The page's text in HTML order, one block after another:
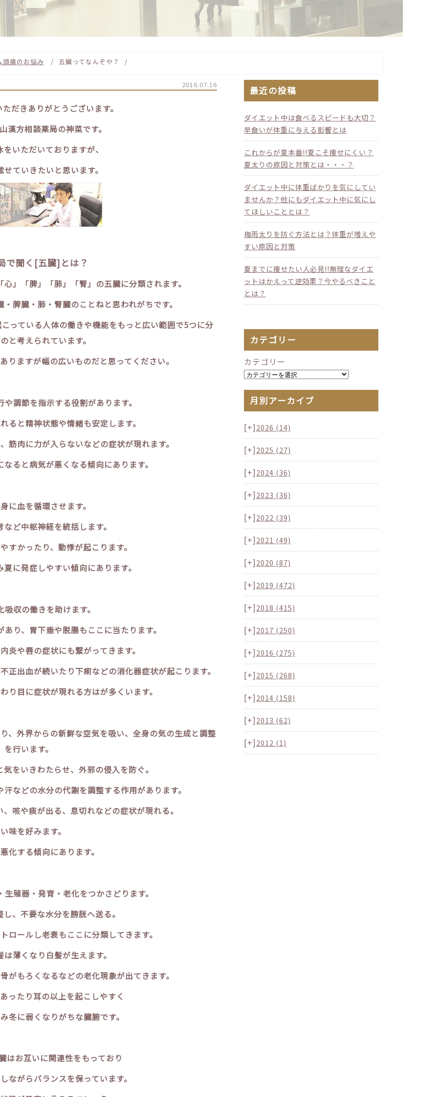
頭痛のお悩み 五臓ってなんぞや？
2016.07.16
だきありがとうございます。
漢方相談薬局の神菜です。
いただいておりますが、
ていきたいと思います。
で聞く[五臓]とは？
」「脾」「肺」「腎」の五臓に分類されます。
脾臓・肺・腎臓のことねと思われがちです。
っている人体の働きや機能をもっと広い範囲で5つに分
と考えられています。
りますが幅の広いものだと思ってください。
調節を指示する役割があります。
ると精神状態や情緒も安定します。
筋肉に力が入らないなどの症状が現れます。
ると病気が悪くなる傾向にあります。
に血を循環させます。
ど中枢神経を統括します。
すかったり、動悸が起こります。
に発症しやすい傾向にあります。
吸収の働きを助けます。
り、胃下垂や脱腸もここに当たります。
炎や唇の症状にも繋がってきます。
正出血が続いたり下痢などの消化器症状が起こります。
り目に症状が現れる方はが多くいます。
、外界からの新鮮な空気を吸い、全身の気の生成と調整
を行います。
をいきわたらせ、外邪の侵入を防ぐ。
などの水分の代謝を調整する作用があります。
咳や痰が出る、息切れなどの症状が現れる。
味を好みます。
化する傾向にあります。
殖器・発育・老化をつかさどります。
、不要な水分を膀胱へ送る。
ロールし老衰もここに分類してきます。
薄くなり白髪が生えます。
がもろくなるなどの老化現象が出てきます。
ったり耳の以上を起こしやすく
冬に弱くなりがちな臓腑です。
はお互いに関連性をもっており
ながらバランスを保っています。
最近の投稿
ダイエット中は食べるスピードも大切？
早食いが体重に与える影響とは
これからが夏本番!!夏こそ痩せにくい？
夏太りの原因と対策とは・・・？
ダイエット中に体重ばかりを気にしてい
ませんか？他にもダイエット中に気にし
てほしいこととは？
梅雨太りを防ぐ方法とは？体重が増えや
すい原因と対策
夏までに痩せたい人必見!!無理なダイエ
ットはかえって逆効果？今やるべきこと
とは？
カテゴリー
カテゴリー
月別アーカイブ
[+]2026 (14)
[+]2025 (27)
[+]2024 (36)
[+]2023 (36)
[+]2022 (39)
[+]2021 (49)
[+]2020 (87)
[+]2019 (472)
[+]2018 (415)
[+]2017 (250)
[+]2016 (275)
[+]2015 (268)
[+]2014 (158)
[+]2013 (62)
[+]2012 (1)